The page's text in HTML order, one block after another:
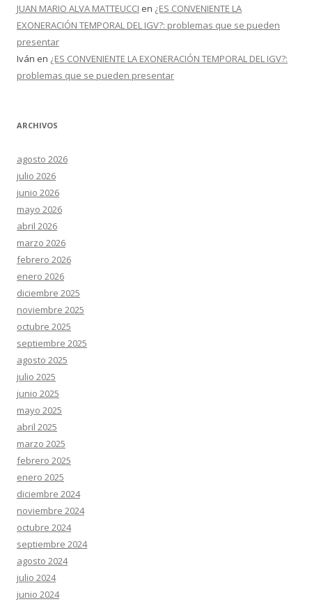
JUAN MARIO ALVA MATTEUCCI en ¿ES CONVENIENTE LA
EXONERACIÓN TEMPORAL DEL IGV?: problemas que se pueden
presentar
Iván en ¿ES CONVENIENTE LA EXONERACIÓN TEMPORAL DEL IGV?:
problemas que se pueden presentar
ARCHIVOS
agosto 2026
julio 2026
junio 2026
mayo 2026
abril 2026
marzo 2026
febrero 2026
enero 2026
diciembre 2025
noviembre 2025
octubre 2025
septiembre 2025
agosto 2025
julio 2025
junio 2025
mayo 2025
abril 2025
marzo 2025
febrero 2025
enero 2025
diciembre 2024
noviembre 2024
octubre 2024
septiembre 2024
agosto 2024
julio 2024
junio 2024